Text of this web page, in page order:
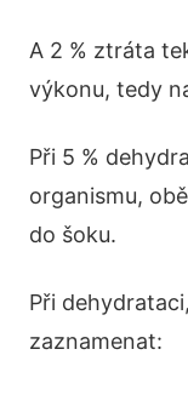
A 2 % ztráta
výkonu, tedy
Při 5 %
organismu,
do šoku.
Při
zaznamenat: